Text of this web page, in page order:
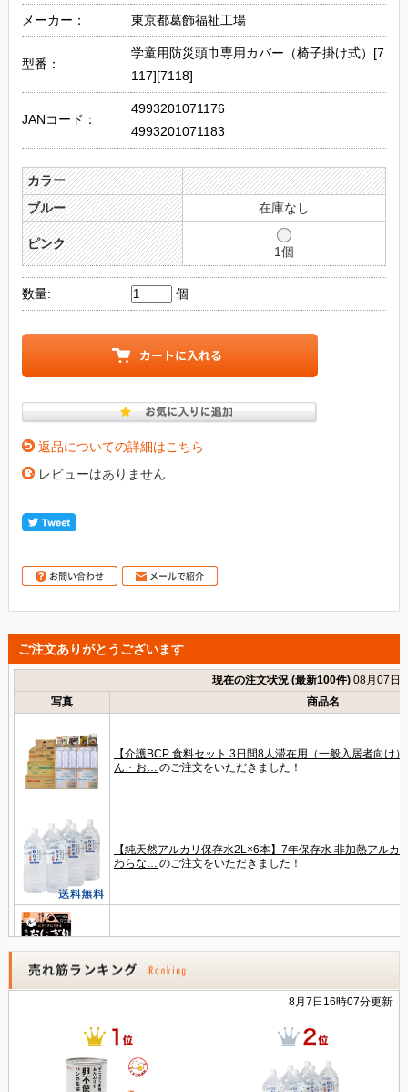
メーカー： 東京都葛飾福祉工場
型番：
学童用防災頭巾専用カバー（椅子掛け式）[7
117][7118]
JANコード：
4993201071176
4993201071183
カラー
ブルー
在庫なし
ピンク
1個
数量: 個
返品についての詳細はこちら
レビューはありません
ご注文ありがとうございます